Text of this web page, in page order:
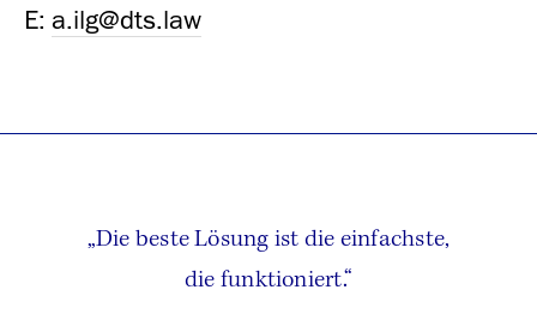
E: a.ilg@dts.law
„Die beste Lösung ist die einfachste,
die funktioniert.“